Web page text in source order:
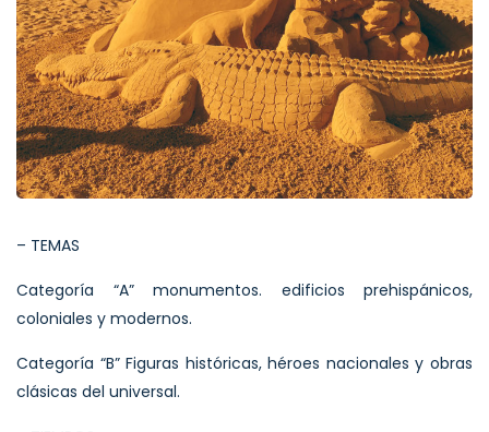
– TEMAS
Categoría “A” monumentos. edificios prehispánicos,
coloniales y modernos.
Categoría “B” Figuras históricas, héroes nacionales y obras
clásicas del universal.